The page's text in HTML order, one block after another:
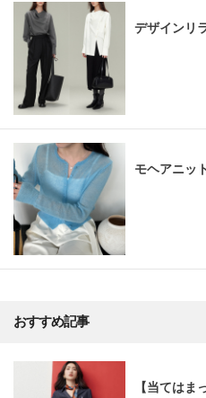
デザインリ
モヘアニッ
おすすめ記事
【当てはま